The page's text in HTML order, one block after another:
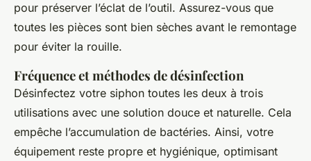
pour préserver l’éclat de l’outil. Assurez-vous que
toutes les pièces sont bien sèches avant le remontage
pour éviter la rouille.
Fréquence et méthodes de désinfection
Désinfectez votre siphon toutes les deux à trois
utilisations avec une solution douce et naturelle. Cela
empêche l’accumulation de bactéries. Ainsi, votre
équipement reste propre et hygiénique, optimisant